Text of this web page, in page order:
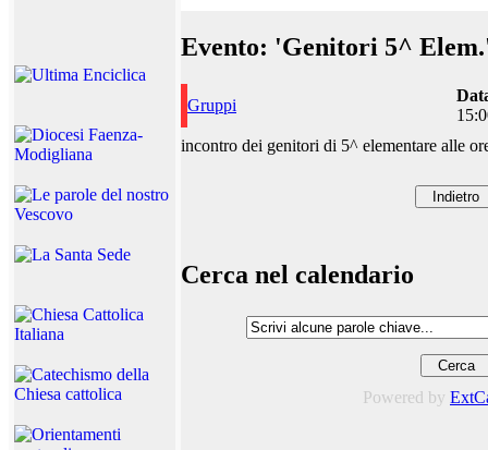
Evento: 'Genitori 5^
Gruppi
incontro dei genitori di 5^ elementare alle
Cerca nel calendario
Powered by